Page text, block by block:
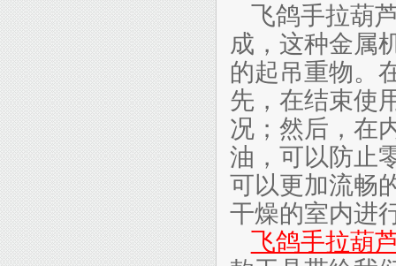
飞鸽手拉葫
成，这种金属
的起吊重物。
先，在结束使
况；然后，在
油，可以防止
可以更加流畅
干燥的室内进
飞鸽手拉葫